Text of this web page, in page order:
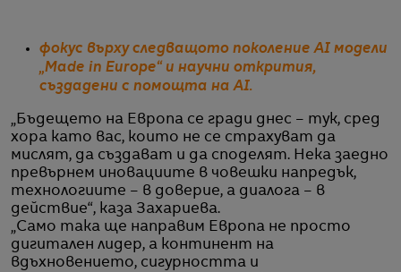
фокус върху следващото поколение AI модели
„Made in Europe“ и научни открития,
създадени с помощта на AI.
„Бъдещето на Европа се гради днес – тук, сред
хора като вас, които не се страхуват да
мислят, да създават и да споделят. Нека заедно
превърнем иновациите в човешки напредък,
технологиите – в доверие, а диалога – в
действие“, каза Захариева.
„Само така ще направим Европа не просто
дигитален лидер, а континент на
вдъхновението, сигурността и